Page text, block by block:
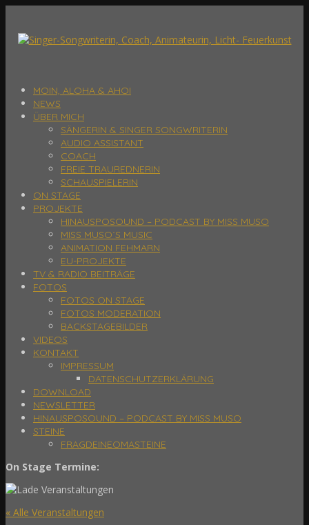
MOIN, ALOHA & AHOI
NEWS
ÜBER MICH
SÄNGERIN & SINGER SONGWRITERIN
AUDIO ASSISTANT
COACH
FREIE TRAUREDNERIN
SCHAUSPIELERIN
ON STAGE
PROJEKTE
HINAUSPOSOUND – PODCAST BY MISS MUSO
MISS MUSO´S MUSIC
ANIMATION FEHMARN
EU-PROJEKTE
TV & RADIO BEITRÄGE
FOTOS
FOTOS ON STAGE
FOTOS MODERATION
BACKSTAGEBILDER
VIDEOS
KONTAKT
IMPRESSUM
DATENSCHUTZERKLÄRUNG
DOWNLOAD
NEWSLETTER
HINAUSPOSOUND – PODCAST BY MISS MUSO
STEINE
FRAGDEINEOMASTEINE
On Stage Termine:
« Alle Veranstaltungen